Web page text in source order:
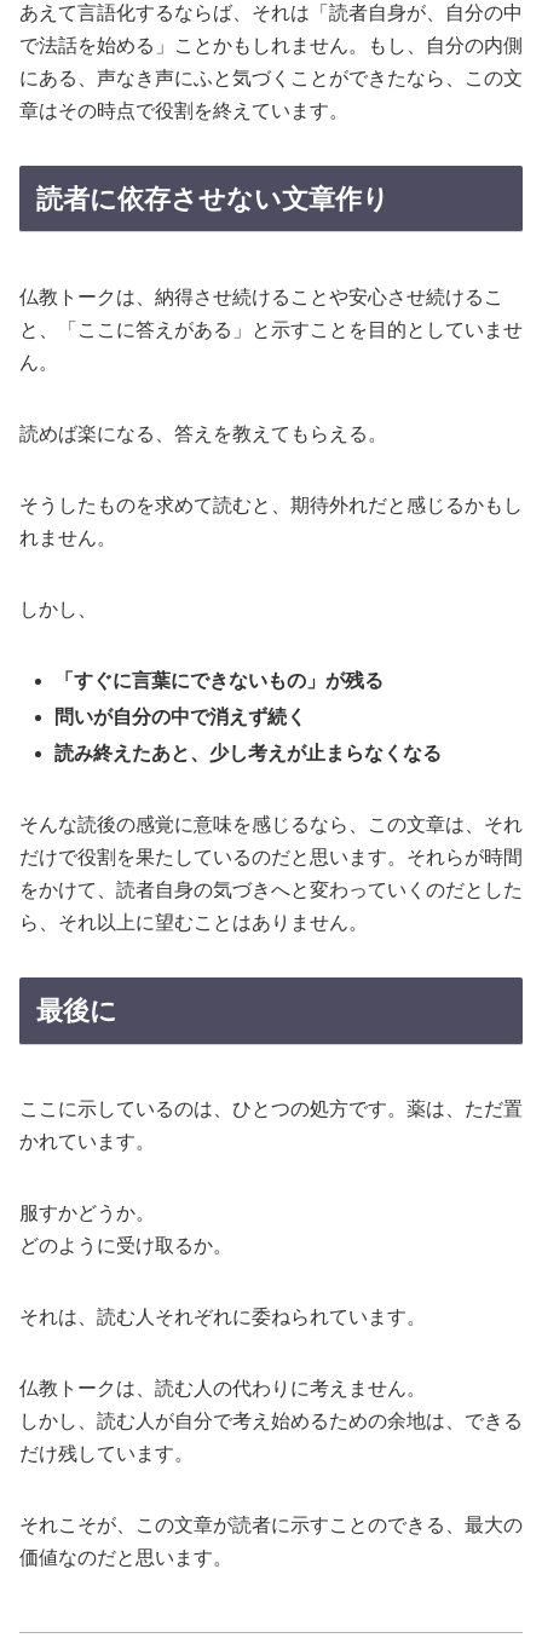
あえて言語化するならば、それは「読者自身が、自分の中
で法話を始める」ことかもしれません。もし、自分の内側
にある、声なき声にふと気づくことができたなら、この文
章はその時点で役割を終えています。
読者に依存させない文章作り
仏教トークは、納得させ続けることや安心させ続けるこ
と、「ここに答えがある」と示すことを目的としていませ
ん。
読めば楽になる、答えを教えてもらえる。
そうしたものを求めて読むと、期待外れだと感じるかもし
れません。
しかし、
「すぐに言葉にできないもの」が残る
問いが自分の中で消えず続く
読み終えたあと、少し考えが止まらなくなる
そんな読後の感覚に意味を感じるなら、この文章は、それ
だけで役割を果たしているのだと思います。それらが時間
をかけて、読者自身の気づきへと変わっていくのだとした
ら、それ以上に望むことはありません。
最後に
ここに示しているのは、ひとつの処方です。薬は、ただ置
かれています。
服すかどうか。
どのように受け取るか。
それは、読む人それぞれに委ねられています。
仏教トークは、読む人の代わりに考えません。
しかし、読む人が自分で考え始めるための余地は、できる
だけ残しています。
それこそが、この文章が読者に示すことのできる、最大の
価値なのだと思います。